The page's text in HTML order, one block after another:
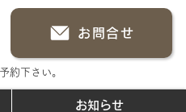
お問合せ
約下さい。
お知らせ